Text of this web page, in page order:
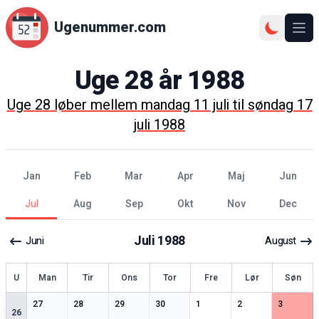
Ugenummer.com
Uge28år 1988
Uge28løber mellemmandag 11 julitilsøndag 17
juli 1988
jan feb mar apr maj
jun
jul
aug sep okt nov dec
Juni Juli1988 August
Uge Man Tir Ons Tor Fre Lør Søn
26
27
0særlige datoer
28
0særlige datoer
29
0særlige datoer
30
0særlige datoer
10 særlige datoer
2
0særlige datoer
3
0særlige